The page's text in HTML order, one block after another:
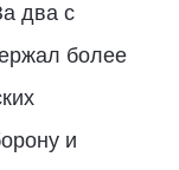
два с
более
и